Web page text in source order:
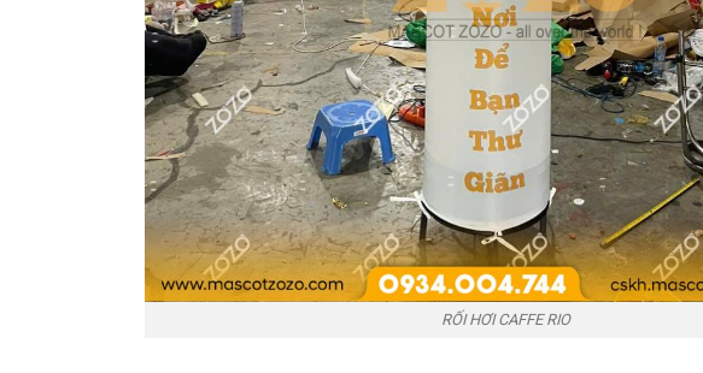
RỐI HƠI CAFFE RIO